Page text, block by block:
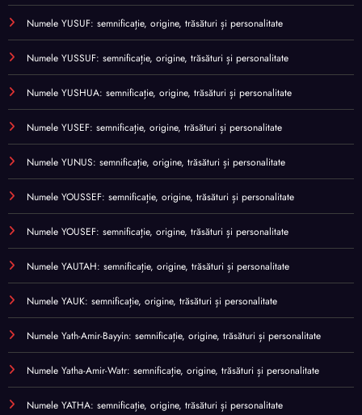
Numele YUSUF: semnificație, origine, trăsături și personalitate
Numele YUSSUF: semnificație, origine, trăsături și personalitate
Numele YUSHUA: semnificație, origine, trăsături și personalitate
Numele YUSEF: semnificație, origine, trăsături și personalitate
Numele YUNUS: semnificație, origine, trăsături și personalitate
Numele YOUSSEF: semnificație, origine, trăsături și personalitate
Numele YOUSEF: semnificație, origine, trăsături și personalitate
Numele YAUTAH: semnificație, origine, trăsături și personalitate
Numele YAUK: semnificație, origine, trăsături și personalitate
Numele Yath-Amir-Bayyin: semnificație, origine, trăsături și personalitate
Numele Yatha-Amir-Watr: semnificație, origine, trăsături și personalitate
Numele YATHA: semnificație, origine, trăsături și personalitate